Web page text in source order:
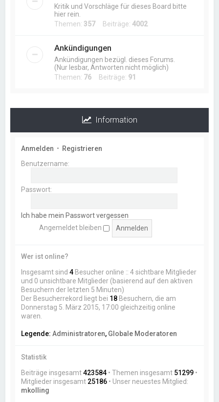
Kritik und Vorschläge für dieses Board bitte
hier rein.
Themen: 357Beiträge:4002
Ankündigungen
Ankündigungen bezügl. dieses Forums.
(Nur lesbar, Antworten nicht möglich)
Themen: 76 Beiträge: 91
Information
Anmelden • Registrieren
Benutzername:
Passwort:
Ich habe mein Passwort vergessen
Angemeldet bleiben
Wer ist online?
Insgesamt sind4 Besucher online :: 4 sichtbare Mitglieder
und 0 unsichtbare Mitglieder (basierend auf den aktiven
Besuchern der letzten 5 Minuten)
Der Besucherrekord liegt bei 18 Besuchern, die am
Donnerstag 5. März 2015, 17:00 gleichzeitig online
waren.
Legende:Administratoren, Globale Moderatoren
Statistik
Beiträge insgesamt423584 • Themen insgesamt 51299 •
Mitglieder insgesamt 25186 • Unser neuestes Mitglied:
mkolling